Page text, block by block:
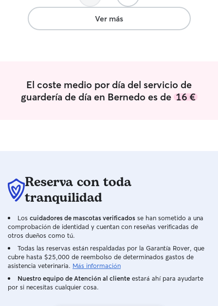
Ver más
El coste medio por día del servicio de
guardería de día en Bernedo es de 16 €
Reserva con toda
tranquilidad
Los cuidadores de mascotas verificados se han sometido a una
comprobación de identidad y cuentan con reseñas verificadas de
otros dueños como tú.
Todas las reservas están respaldadas por la Garantía Rover, que
cubre hasta $25,000 de reembolso de determinados gastos de
asistencia veterinaria. Más información
Nuestro equipo de Atención al cliente estará ahí para ayudarte
por si necesitas cualquier cosa.